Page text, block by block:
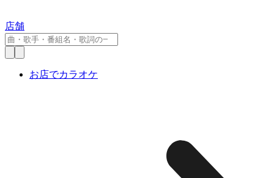
店舗
お店でカラオケ